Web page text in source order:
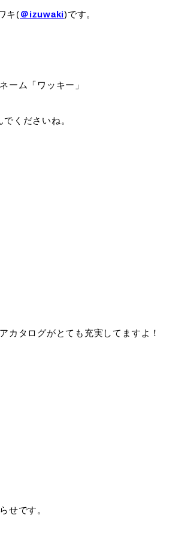
キ(＠izuwaki)です。
ーム「ワッキー」
くださいね。
カタログがとても充実してますよ！
せです。